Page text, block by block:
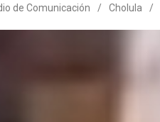
de Comunicación / Cholula /